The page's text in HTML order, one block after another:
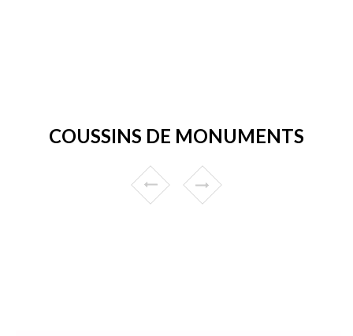
COUSSINS DE MONUMENTS